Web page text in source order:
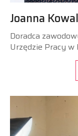
Joanna
Doradca
Urzędzie Pracy w